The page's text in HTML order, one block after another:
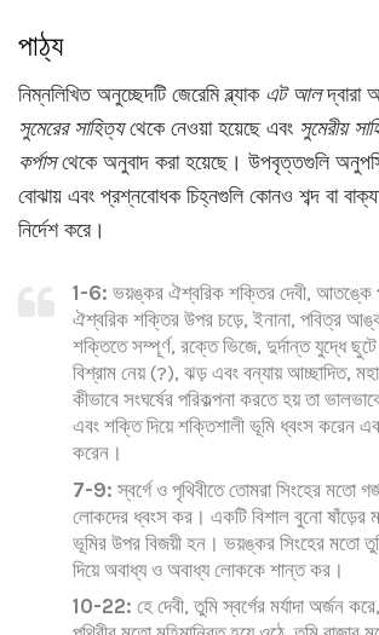
পাঠ্য
নিম্নলিখিত অনুচ্ছেদটি জেরেমি ব্ল্যাক এট আলদ্বারা
সুমেরের সাহিত্যথেকে নেওয়া হয়েছে এবং সুমেরীয়
কর্পাসথেকে অনুবাদ করা হয়েছে। উপবৃত্তগুলি
বোঝায় এবং প্রশ্নবোধক চিহ্নগুলি কোনও শব্দ বা
নির্দেশ করে।
1-6: ভয়ঙ্কর ঐশ্বরিক শক্তির দেবী, আতঙ্কে
ঐশ্বরিক শক্তির উপর চড়ে, ইনানা, পবিত্র
শক্তিতে সম্পূর্ণ, রক্তে ভিজে, দুর্দান্ত যুদ্ধে ছুটে
বিশ্রাম নেয় (?), ঝড় এবং বন্যায় আচ্ছাদিত,
কীভাবে সংঘর্ষের পরিকল্পনা করতে হয় তা
এবং শক্তি দিয়ে শক্তিশালী ভূমি ধ্বংস করেন
করেন।
7-9: স্বর্গে ও পৃথিবীতে তোমরা সিংহের মতো
লোকদের ধ্বংস কর। একটি বিশাল বুনো
ভূমির উপর বিজয়ী হন। ভয়ঙ্কর সিংহের মতো
দিয়ে অবাধ্য ও অবাধ্য লোককে শান্ত কর।
10-22: হে দেবী, তুমি স্বর্গের মর্যাদা অর্জন